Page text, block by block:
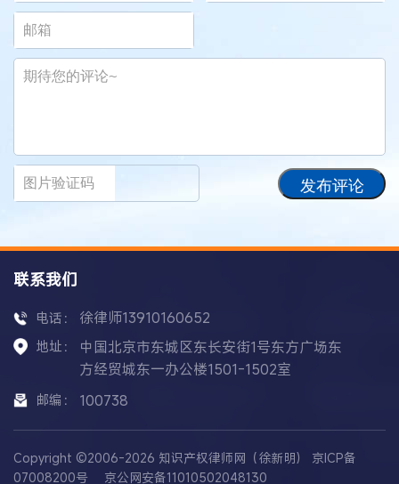
发布评论
联系我们
电话： 徐律师13910160652
地址：
中国北京市东城区东长安街1号东方广场东
方经贸城东一办公楼1501-1502室
邮编： 100738
Copyright ©2006-2026 知识产权律师网（徐新明） 京ICP备
07008200号
京公网安备11010502048130